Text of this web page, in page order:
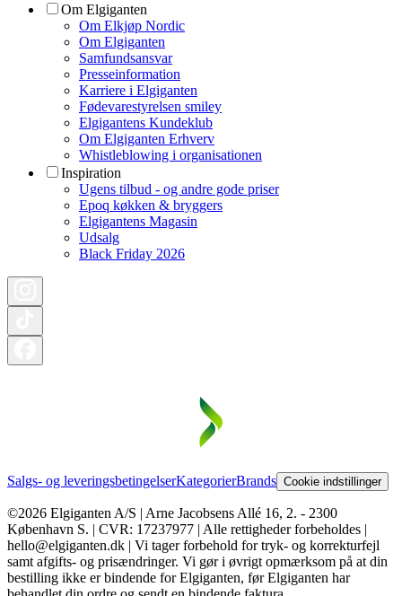
Om Elgiganten
Om Elkjøp Nordic
Om Elgiganten
Samfundsansvar
Presseinformation
Karriere i Elgiganten
Fødevarestyrelsen smiley
Elgigantens Kundeklub
Om Elgiganten Erhverv
Whistleblowing i organisationen
Inspiration
Ugens tilbud - og andre gode priser
Epoq køkken & bryggers
Elgigantens Magasin
Udsalg
Black Friday 2026
Salgs- og leveringsbetingelserKategorierBrands Cookie indstillinger
©2026 Elgiganten A/S | Arne Jacobsens Allé 16, 2. - 2300
København S. | CVR: 17237977 | Alle rettigheder forbeholdes |
hello@elgiganten.dk | Vi tager forbehold for tryk- og korrekturfejl
samt afgifts- og prisændringer. Vi gør i øvrigt opmærksom på at din
bestilling ikke er bindende for Elgiganten, før Elgiganten har